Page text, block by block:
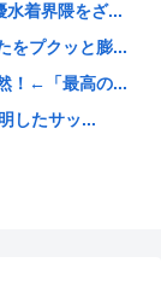
どれくらい必...
感動BGM...
www
流石にキモ...
ぞ！ｗ」X...
水着界隈をざ...
をプクッと膨...
！←「最高の...
したサッ...